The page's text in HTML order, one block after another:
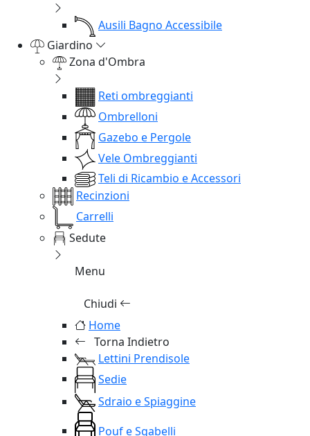
Ausili Bagno Accessibile
Giardino
Zona d'Ombra
Reti ombreggianti
Ombrelloni
Gazebo e Pergole
Vele Ombreggianti
Teli di Ricambio e Accessori
Recinzioni
Carrelli
Sedute
Menu
Chiudi
Home
Torna Indietro
Lettini Prendisole
Sedie
Sdraio e Spiaggine
Pouf e Sgabelli